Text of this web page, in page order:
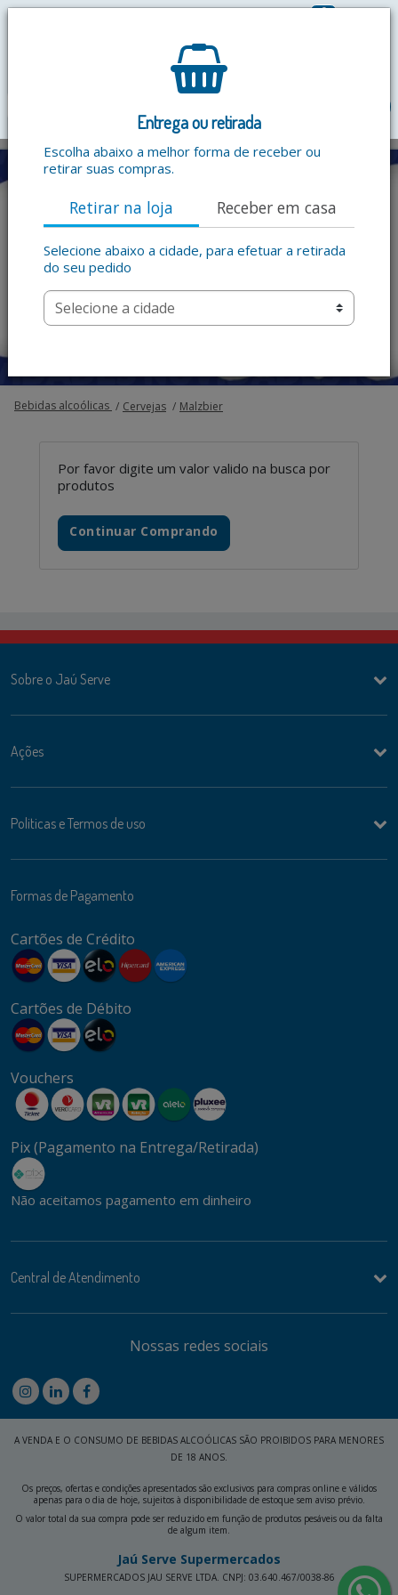
0
Entrega ou retirada
Escolha abaixo a melhor forma de receber ou
retirar suas compras.
Retirar na loja Receber em casa
Selecione abaixo a cidade, para efetuar a retirada
do seu pedido
Bebidas alcoólicas Cervejas Malzbier
Por favor digite um valor valido na busca por
produtos
Continuar Comprando
Sobre o Jaú Serve
Ações
Politicas e Termos de uso
Formas de Pagamento
Cartões de Crédito
Cartões de Débito
Vouchers
Pix (Pagamento na Entrega/Retirada)
Não aceitamos pagamento em dinheiro
Central de Atendimento
Nossas redes sociais
A VENDA E O CONSUMO DE BEBIDAS ALCOÓLICAS SÃO PROIBIDOS PARA MENORES
DE 18 ANOS.
Os preços, ofertas e condições apresentados são exclusivos para compras online e válidos
apenas para o dia de hoje, sujeitos à disponibilidade de estoque sem aviso prévio.
O valor total da sua compra pode ser reduzido em função de produtos pesáveis ou da falta
de algum item.
Jaú Serve Supermercados
SUPERMERCADOS JAU SERVE LTDA. CNPJ: 03.640.467/0038-86